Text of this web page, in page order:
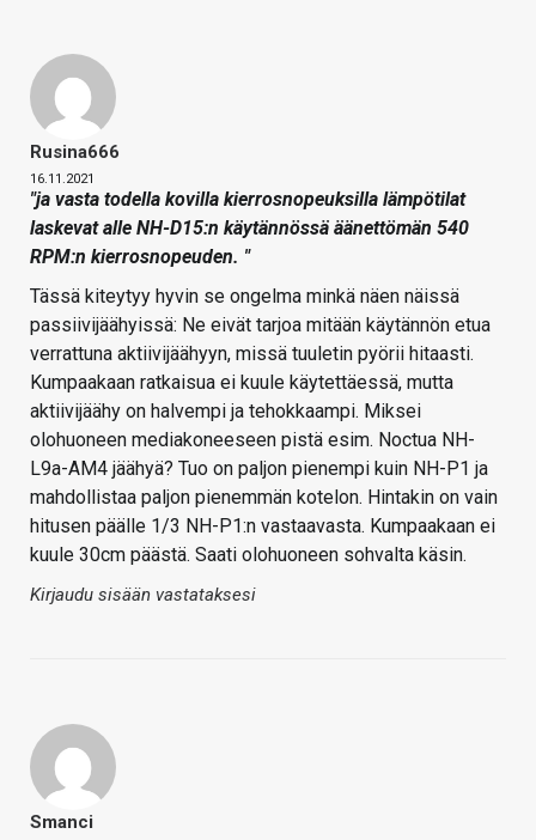
Rusina666
16.11.2021
"ja vasta todella kovilla kierrosnopeuksilla lämpötilat
laskevat alle NH-D15:n käytännössä äänettömän 540
RPM:n kierrosnopeuden. "
Tässä kiteytyy hyvin se ongelma minkä näen näissä
passiivijäähyissä: Ne eivät tarjoa mitään käytännön etua
verrattuna aktiivijäähyyn, missä tuuletin pyörii hitaasti.
Kumpaakaan ratkaisua ei kuule käytettäessä, mutta
aktiivijäähy on halvempi ja tehokkaampi. Miksei
olohuoneen mediakoneeseen pistä esim. Noctua NH-
L9a-AM4 jäähyä? Tuo on paljon pienempi kuin NH-P1 ja
mahdollistaa paljon pienemmän kotelon. Hintakin on vain
hitusen päälle 1/3 NH-P1:n vastaavasta. Kumpaakaan ei
kuule 30cm päästä. Saati olohuoneen sohvalta käsin.
Kirjaudu sisään vastataksesi
Smanci